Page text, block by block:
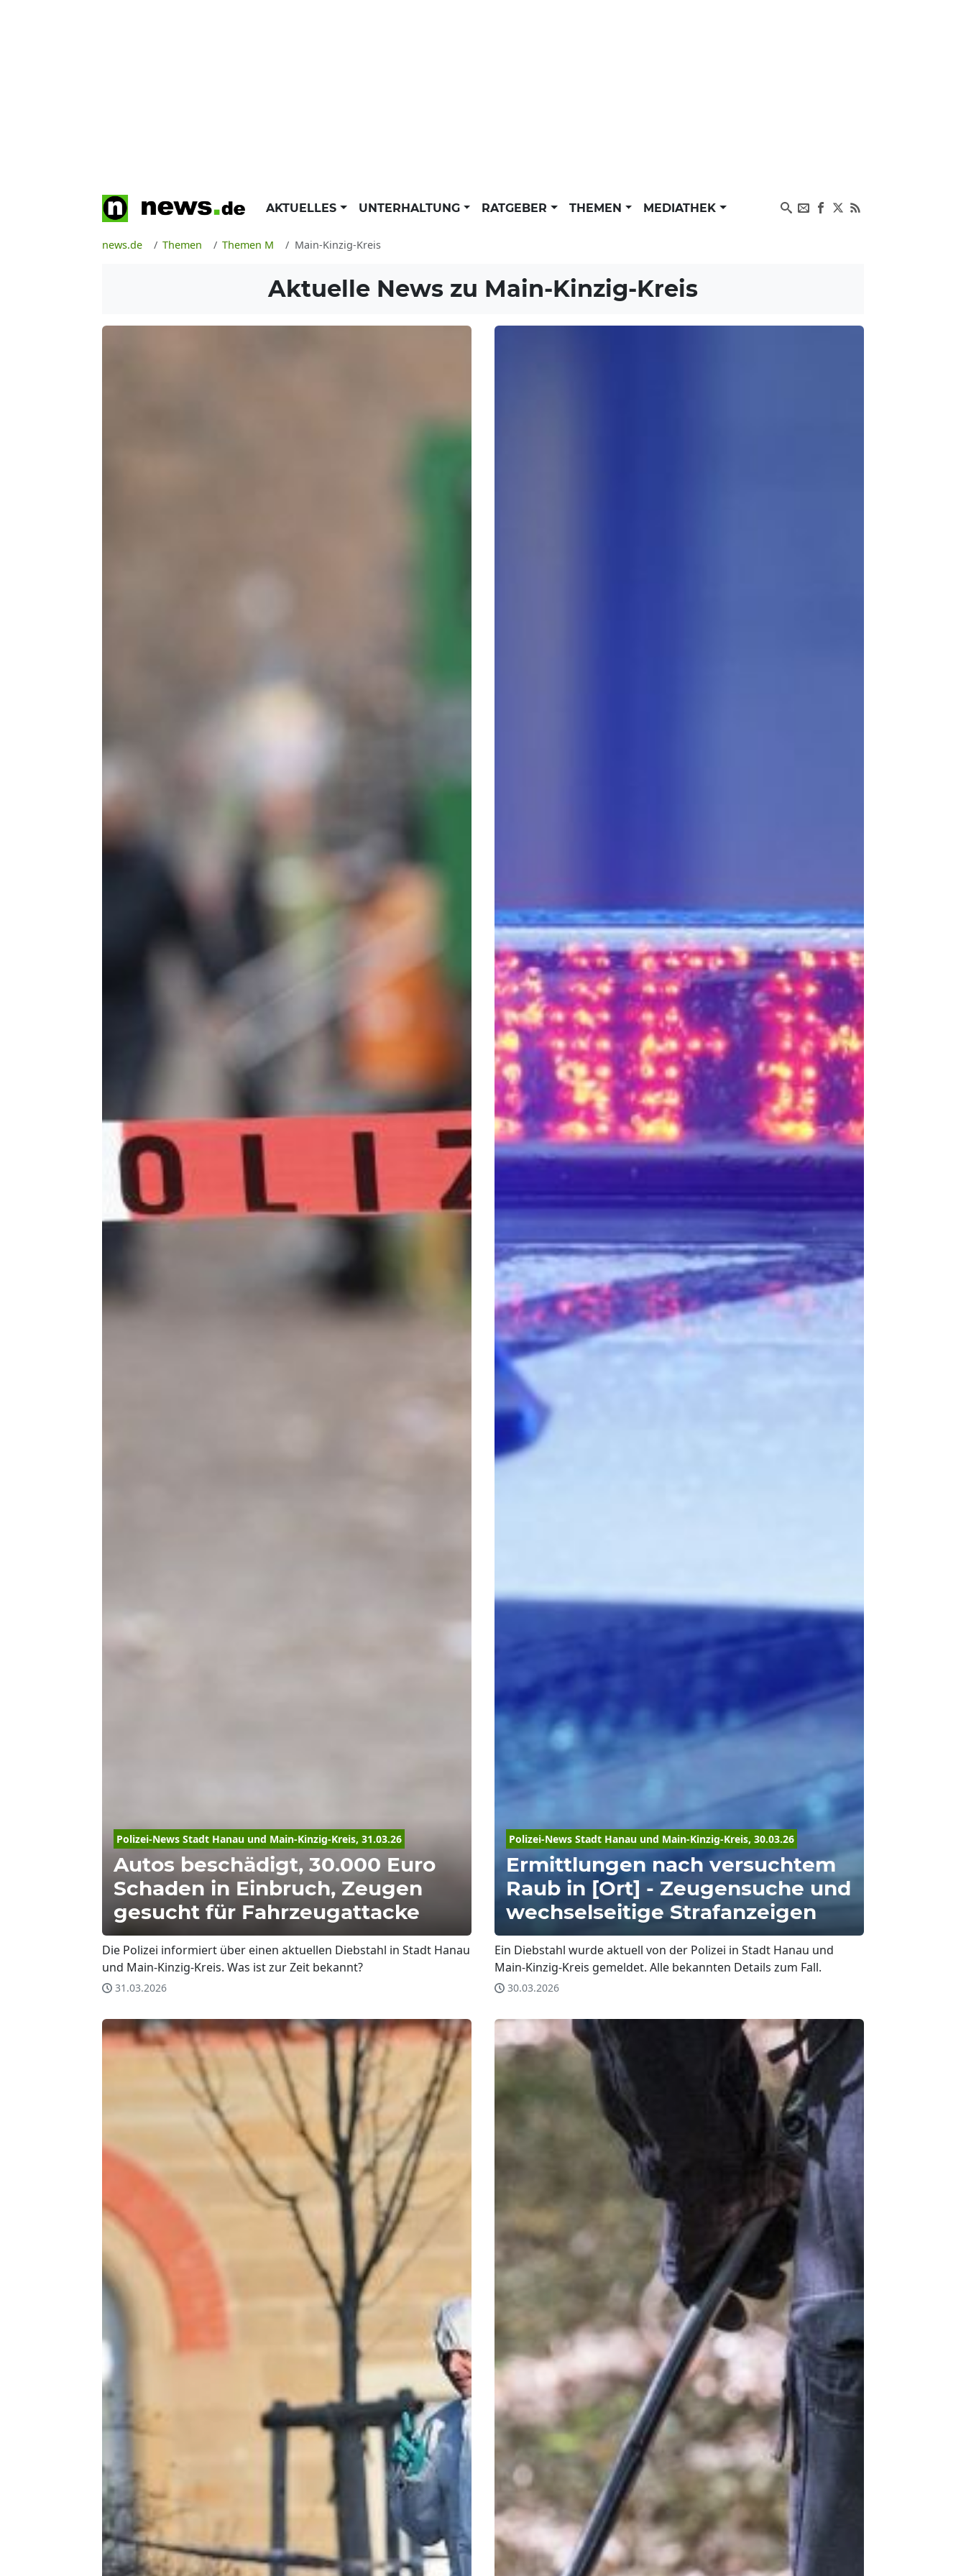
AKTUELLES UNTERHALTUNG RATGEBER THEMEN MEDIATHEK
news.de Themen Themen M Main-Kinzig-Kreis
Aktuelle News zu Main-Kinzig-Kreis
Polizei-News Stadt Hanau und Main-Kinzig-Kreis, 31.03.26
Autos beschädigt, 30.000 Euro
Schaden in Einbruch, Zeugen
gesucht für Fahrzeugattacke
Die Polizei informiert über einen aktuellen Diebstahl in Stadt Hanau
und Main-Kinzig-Kreis. Was ist zur Zeit bekannt?
31.03.2026
Polizei-News Stadt Hanau und Main-Kinzig-Kreis, 30.03.26
Ermittlungen nach versuchtem
Raub in [Ort] - Zeugensuche und
wechselseitige Strafanzeigen
Ein Diebstahl wurde aktuell von der Polizei in Stadt Hanau und
Main-Kinzig-Kreis gemeldet. Alle bekannten Details zum Fall.
30.03.2026